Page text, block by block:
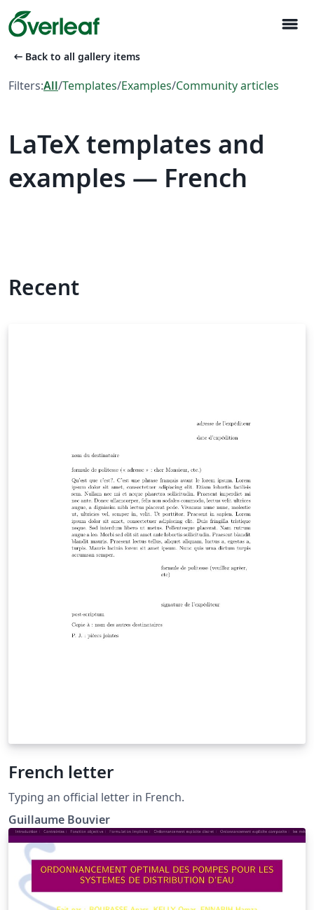
menu
arrow_left_alt Back to all gallery items
Filters:All/Templates/Examples/Community articles
LaTeX templates and
examples — French
Recent
French letter
Typing an official letter in French.
Guillaume Bouvier